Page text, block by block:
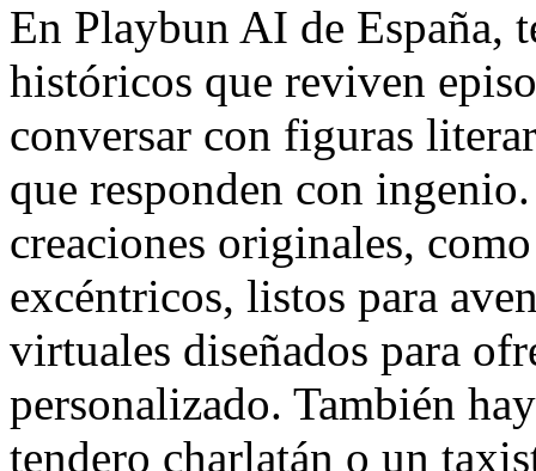
En Playbun AI de España,
históricos que reviven
conversar con figuras
que responden con
creaciones originales,
excéntricos, listos para
virtuales diseñados para
personalizado. También
tendero charlatán o un